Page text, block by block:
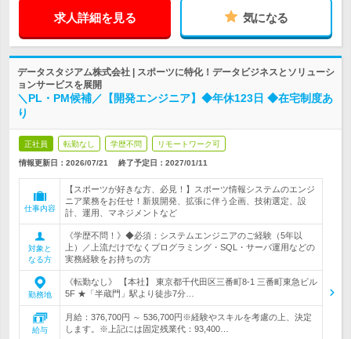
求人詳細を見る 気になる
データスタジアム株式会社 | スポーツに特化！データビジネスとソリューシ
ョンサービスを展開
＼PL・PM候補／【開発エンジニア】◆年休123日 ◆在宅制度あ
り
正社員 転勤なし 学歴不問 リモートワーク可
情報更新日：2026/07/21 終了予定日： 2027/01/11
仕事内容
【スポーツが好きな方、必見！】スポーツ情報システムのエンジ
ニア業務をお任せ！新規開発、拡張に伴う企画、技術選定、設
計、運用、マネジメントなど
対象と
なる方
《学歴不問！》◆必須：システムエンジニアのご経験（5年以
上）／上流だけでなくプログラミング・SQL・サーバ運用などの
実務経験をお持ちの方
勤務地
《転勤なし》 【本社】 東京都千代田区三番町8-1 三番町東急ビル
5F ★「半蔵門」駅より徒歩7分…
給与
月給：376,700円 ～ 536,700円※経験やスキルを考慮の上、決定
します。※上記には固定残業代：93,400…